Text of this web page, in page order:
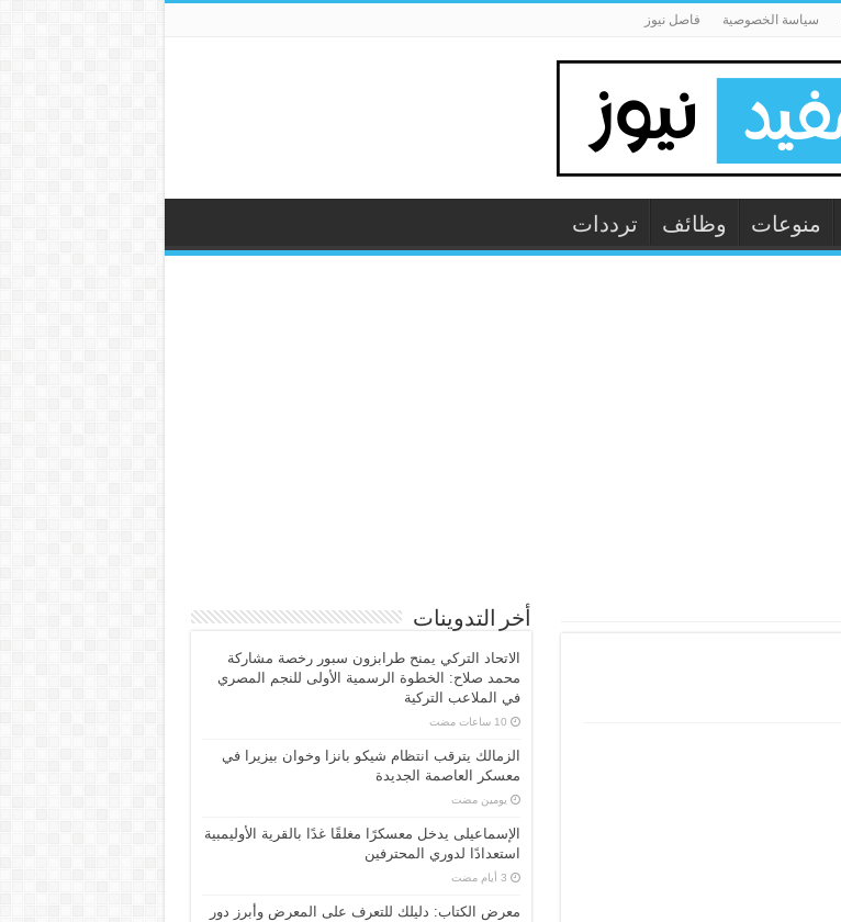
سياسة الخصوصية فاصل نيوز
منوعات وظائف ترددات
أخر التدوينات
الاتحاد التركي يمنح طرابزون سبور رخصة مشاركة
محمد صلاح: الخطوة الرسمية الأولى للنجم المصري
في الملاعب التركية
الزمالك يترقب انتظام شيكو بانزا وخوان بيزيرا في
معسكر العاصمة الجديدة
‏يومين مضت
الإسماعیلی یدخل معسكرًا مغلقًا غدًا بالقرية الأوليمبية
استعدادًا لدوري المحترفين
معرض الكتاب: دليلك للتعرف على المعرض وأبرز دور